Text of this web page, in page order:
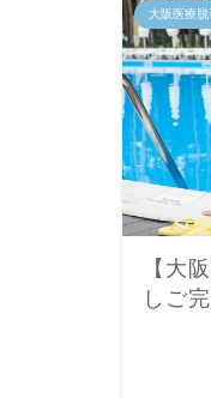
大阪医療脱
【大
しご